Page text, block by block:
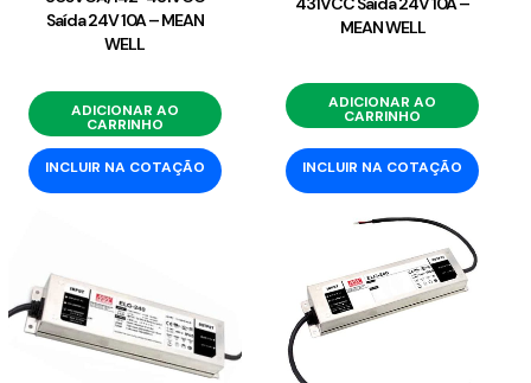
Saída 24V 10A – MEAN
WELL
ADICIONAR AO
CARRINHO
INCLUIR NA COTAÇÃO
MEAN WELL
ADICIONAR AO
CARRINHO
INCLUIR NA COTAÇÃO